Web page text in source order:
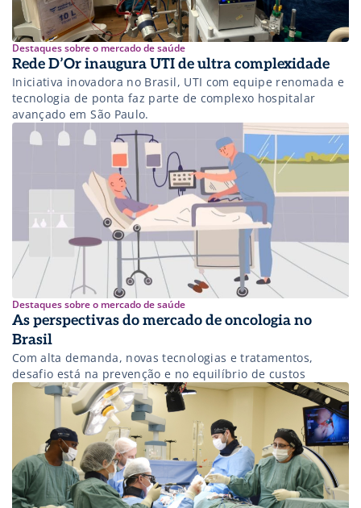
Destaques sobre o mercado de saúde
Rede D’Or inaugura UTI de ultra complexidade
Iniciativa inovadora no Brasil, UTI com equipe renomada e
tecnologia de ponta faz parte de complexo hospitalar
avançado em São Paulo.
Destaques sobre o mercado de saúde
As perspectivas do mercado de oncologia no
Brasil
Com alta demanda, novas tecnologias e tratamentos,
desafio está na prevenção e no equilíbrio de custos